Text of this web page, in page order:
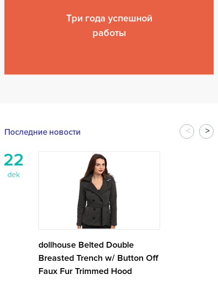
Три года успешной
работы
Последние новости
22
dek
dollhouse Belted Double
Breasted Trench w/ Button Off
Faux Fur Trimmed Hood